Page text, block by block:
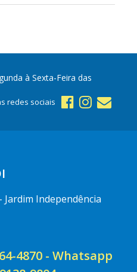
à Sexta-Feira das
redes sociais
Jardim Independência
4870 - Whatsapp